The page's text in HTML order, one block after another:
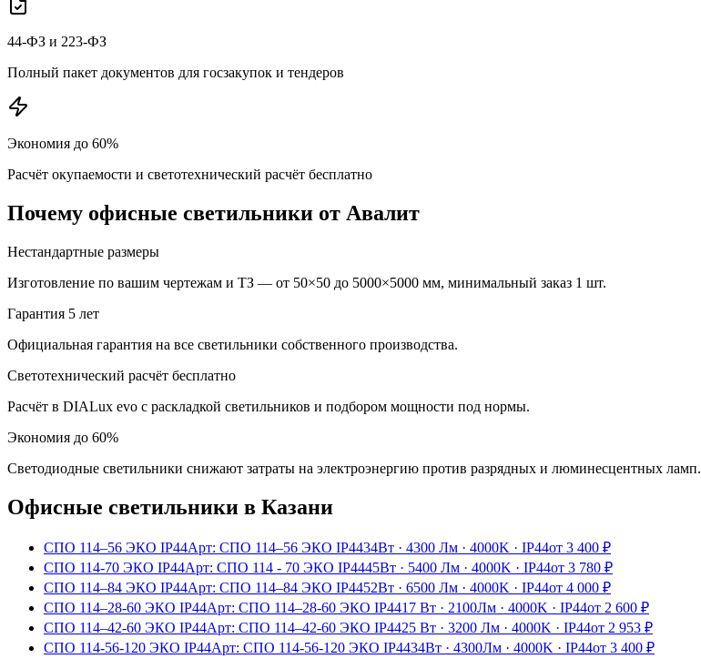
44-ФЗ и 223-ФЗ
Полный пакет документов для госзакупок и тендеров
Экономия до 60%
Расчёт окупаемости и светотехнический расчёт бесплатно
Почему офисные светильники от Авалит
Нестандартные размеры
Изготовление по вашим чертежам и ТЗ — от 50×50 до 5000×5000 мм, минимальный заказ 1 шт.
Гарантия 5 лет
Официальная гарантия на все светильники собственного производства.
Светотехнический расчёт бесплатно
Расчёт в DIALux evo с раскладкой светильников и подбором мощности под нормы.
Экономия до 60%
Светодиодные светильники снижают затраты на электроэнергию против разрядных и люминесцентных ламп.
Офисные светильники в Казани
СПО 114–56 ЭКО IP44Арт: СПО 114–56 ЭКО IP4434Вт · 4300 Лм · 4000K · IP44от 3 400 ₽
СПО 114-70 ЭКО IP44Арт: СПО 114 - 70 ЭКО IP4445Вт · 5400 Лм · 4000K · IP44от 3 780 ₽
СПО 114–84 ЭКО IP44Арт: СПО 114–84 ЭКО IP4452Вт · 6500 Лм · 4000K · IP44от 4 000 ₽
СПО 114–28-60 ЭКО IP44Арт: СПО 114–28-60 ЭКО IP4417 Вт · 2100Лм · 4000K · IP44от 2 600 ₽
СПО 114–42-60 ЭКО IP44Арт: СПО 114–42-60 ЭКО IP4425 Вт · 3200 Лм · 4000K · IP44от 2 953 ₽
СПО 114-56-120 ЭКО IP44Арт: СПО 114-56-120 ЭКО IP4434Вт · 4300Лм · 4000K · IP44от 3 400 ₽